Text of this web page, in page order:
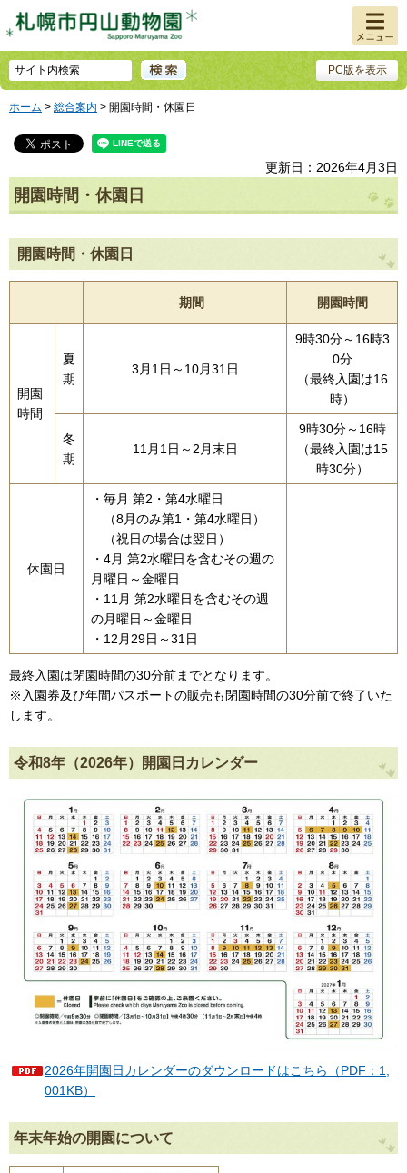
PC版を表示
メニュ
ー
ホーム > 総合案内 > 開園時間・休園日
更新日：2026年4月3日
開園時間・休園日
開園時間・休園日
期間 開園時間
開園
時間
夏
期
3月1日～10月31日
9時30分～16時3
0分
（最終入園は16
時）
冬
期
11月1日～2月末日
9時30分～16時
（最終入園は15
時30分）
休園日
・毎月 第2・第4水曜日
（8月のみ第1・第4水曜日）
（祝日の場合は翌日）
・4月 第2水曜日を含むその週の
月曜日～金曜日
・11月 第2水曜日を含むその週
の月曜日～金曜日
・12月29日～31日
最終入園は閉園時間の30分前までとなります。
※入園券及び年間パスポートの販売も閉園時間の30分前で終了いた
します。
令和8年（2026年）開園日カレンダー
2026年開園日カレンダーのダウンロードはこちら（PDF：1,
001KB）
年末年始の開園について